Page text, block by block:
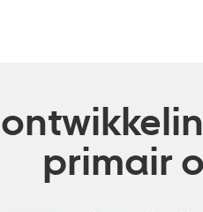
primair